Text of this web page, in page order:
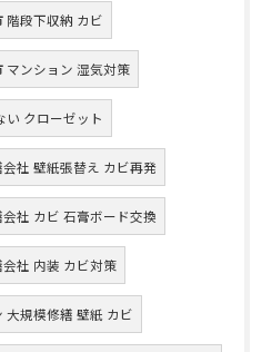
階段下収納 カビ
マンション 湿気対策
い クローゼット
社 壁紙張替え カビ再発
社 カビ 石膏ボード交換
社 内装 カビ対策
大規模修繕 壁紙 カビ